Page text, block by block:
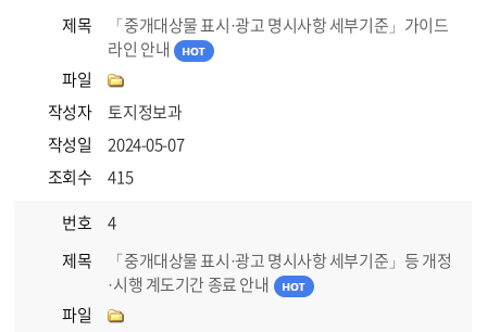
제목
「중개대상물 표시·광고 명시사항 세부기준」가이드
라인 안내
파일
작성자
토지정보과
작성일
2024-05-07
조회수
415
번호
4
제목
「중개대상물 표시·광고 명시사항 세부기준」등 개정
·시행 계도기간 종료 안내
파일